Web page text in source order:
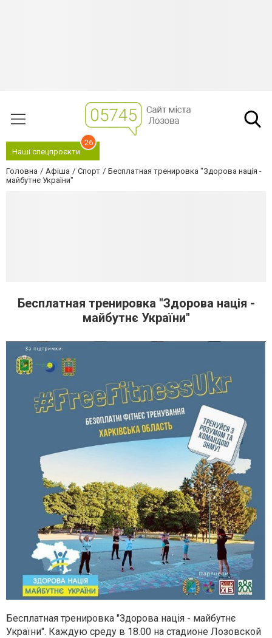
Наші спецпроєкти
26
Головна Афіша Спорт
Бесплатная тренировка "Здорова нація -
майбутнє України"
Бесплатная тренировка "Здорова нація -
майбутнє України"
Бесплатная тренировка "Здорова нація - майбутнє
України". Каждую среду в 18.00 на стадионе Лозовской